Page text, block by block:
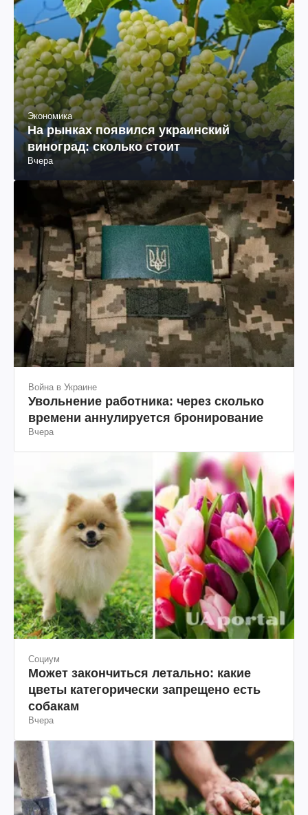
Экономика
На рынках появился украинский
виноград: сколько стоит
Вчера
Война в Украине
Увольнение работника: через сколько
времени аннулируется бронирование
Вчера
Социум
Может закончиться летально: какие
цветы категорически запрещено есть
собакам
Вчера